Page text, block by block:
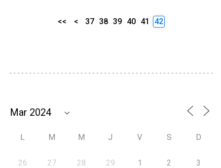
<< < 37 38 39 40 41 42
L M M J V S D
26 27 28 29 1 2 3